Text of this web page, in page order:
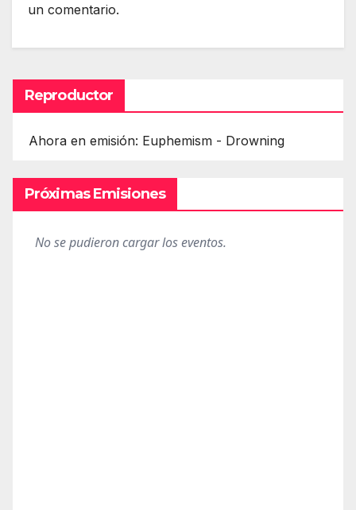
un comentario.
Reproductor
Ahora en emisión: Euphemism - Drowning
Próximas Emisiones